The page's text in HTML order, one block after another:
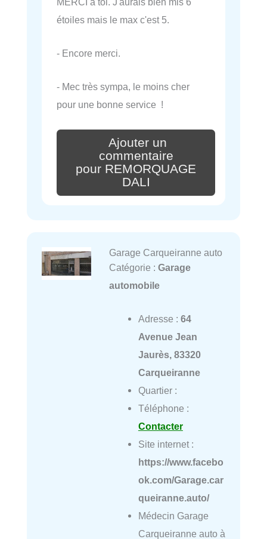
étoiles mais le max c'est 5.
- Encore merci.
- Mec très sympa, le moins cher
pour une bonne service !
Ajouter un
commentaire
pour REMORQUAGE
DALI
Garage Carqueiranne auto
Catégorie : Garage
automobile
Adresse : 64
Avenue Jean
Jaurès, 83320
Carqueiranne
Quartier :
Téléphone :
Contacter
Site internet :
https://www.facebo
ok.com/Garage.car
queiranne.auto/
Médecin Garage
Carqueiranne auto à